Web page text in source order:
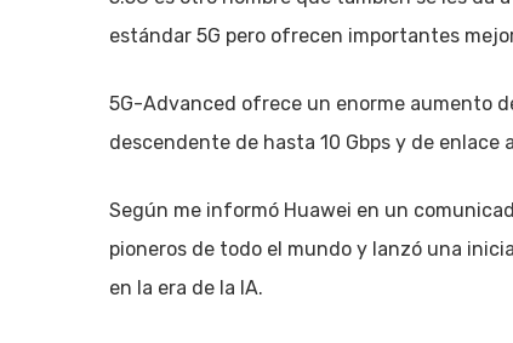
estándar 5G pero ofrecen importantes
5G-Advanced ofrece un enorme aumento
descendente de hasta 10 Gbps y de enlace
Según me informó Huawei en un
pioneros de todo el mundo y lanzó una
en la era de la IA.